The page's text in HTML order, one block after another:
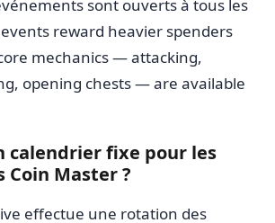
sont ouverts à tous les
reward heavier spenders
mechanics — attacking,
opening chests — are available
calendrier fixe pour les
Coin Master ?
effectue une rotation des